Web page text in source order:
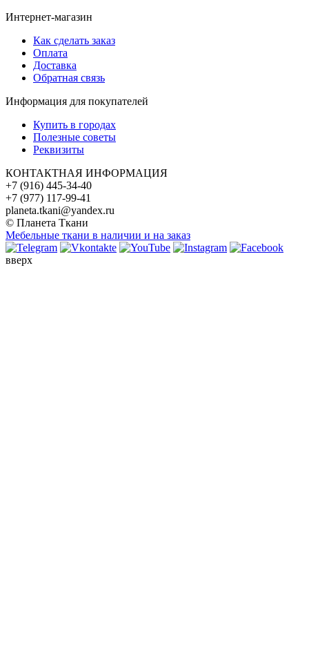
Интернет-магазин
Как сделать заказ
Оплата
Доставка
Обратная связь
Информация для покупателей
Купить в городах
Полезные советы
Реквизиты
КОНТАКТНАЯ ИНФОРМАЦИЯ
+7 (916) 445-34-40
+7 (977) 117-99-41
planeta.tkani@yandex.ru
© Планета Ткани
Мебельные ткани в наличии и на заказ
вверх